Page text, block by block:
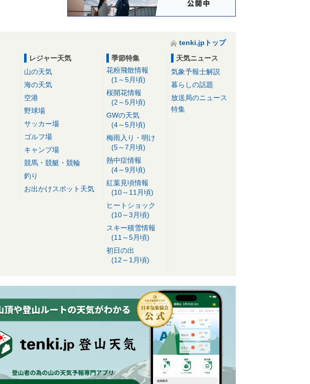
tenki.jpトップ
レジャー天気
山の天気
海の天気
空港
野球場
サッカー場
ゴルフ場
キャンプ場
競馬・競艇・競輪
釣り
お出かけスポット天気
季節特集
花粉飛散情報
(1～5月頃)
桜開花情報
(2～5月頃)
GWの天気
(4～5月頃)
梅雨入り・明け
(5～7月頃)
熱中症情報
(4～9月頃)
紅葉見頃情報
(10～11月頃)
ヒートショック
(10～3月頃)
スキー積雪情報
(11～5月頃)
初日の出
(12～1月頃)
天気ニュース
気象予報士解説
暮らしの話題
放送局のニュース
特集